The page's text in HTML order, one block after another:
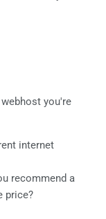
you're
internet
recommend a
price?